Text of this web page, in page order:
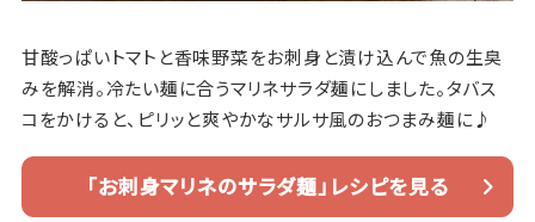
甘酸っぱいトマトと香味野菜をお刺身と漬け込んで魚の生臭
みを解消。冷たい麺に合うマリネサラダ麺にしました。タバス
コをかけると、ピリッと爽やかなサルサ風のおつまみ麺に♪
「お刺身マリネのサラダ麺」レシピを見る